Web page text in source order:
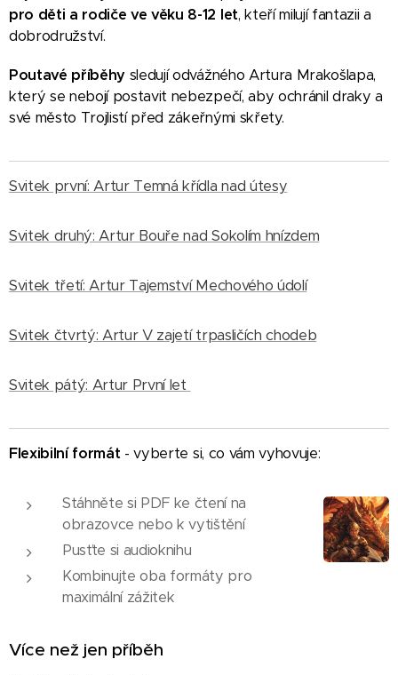
pro děti a rodiče ve věku 8-12 let, kteří milují fantazii a
dobrodružství.
Poutavé příběhy sledují odvážného Artura Mrakošlapa,
který se nebojí postavit nebezpečí, aby ochránil draky a
své město Trojlistí před zákeřnými skřety.
Svitek první: Artur Temná křídla nad útesy
Svitek druhý: Artur Bouře nad Sokolím hnízdem
Svitek třetí: Artur Tajemství Mechového údolí
Svitek čtvrtý: Artur V zajetí trpasličích chodeb
Svitek pátý: Artur První let
Flexibilní formát- vyberte si, co vám vyhovuje:
Stáhněte si PDF ke čtení na
obrazovce nebo k vytištění
Pusťte si audioknihu
Kombinujte oba formáty pro
maximální zážitek
Více než jen příběh